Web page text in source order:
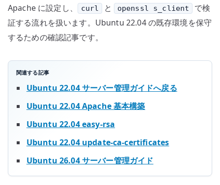
Apache に設定し、
curl と openssl s_client
で検
証する流れを扱います。Ubuntu 22.04 の既存環境を保守
するための確認記事です。
関連する記事
Ubuntu 22.04 サーバー管理ガイドへ戻る
Ubuntu 22.04 Apache 基本構築
Ubuntu 22.04 easy-rsa
Ubuntu 22.04 update-ca-certificates
Ubuntu 26.04 サーバー管理ガイド